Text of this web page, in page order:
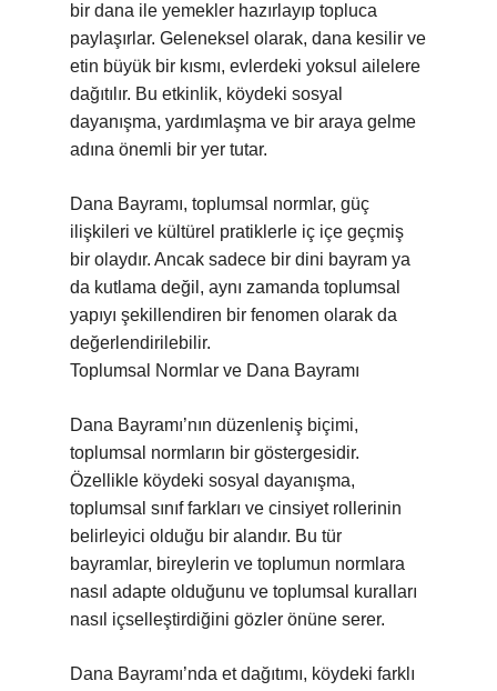
bir dana ile yemekler hazırlayıp topluca
paylaşırlar. Geleneksel olarak, dana kesilir ve
etin büyük bir kısmı, evlerdeki yoksul ailelere
dağıtılır. Bu etkinlik, köydeki sosyal
dayanışma, yardımlaşma ve bir araya gelme
adına önemli bir yer tutar.
Dana Bayramı, toplumsal normlar, güç
ilişkileri ve kültürel pratiklerle iç içe geçmiş
bir olaydır. Ancak sadece bir dini bayram ya
da kutlama değil, aynı zamanda toplumsal
yapıyı şekillendiren bir fenomen olarak da
değerlendirilebilir.
Toplumsal Normlar ve Dana Bayramı
Dana Bayramı’nın düzenleniş biçimi,
toplumsal normların bir göstergesidir.
Özellikle köydeki sosyal dayanışma,
toplumsal sınıf farkları ve cinsiyet rollerinin
belirleyici olduğu bir alandır. Bu tür
bayramlar, bireylerin ve toplumun normlara
nasıl adapte olduğunu ve toplumsal kuralları
nasıl içselleştirdiğini gözler önüne serer.
Dana Bayramı’nda et dağıtımı, köydeki farklı